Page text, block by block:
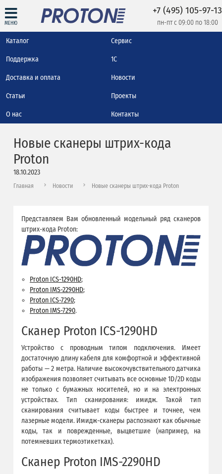
МЕНЮ
+7 (495) 105-97-13
пн-пт с 09:00 по 18:00
Каталог Сервис
Поддержка 1С
Доставка и оплата Новости
Статьи Проекты
О нас Контакты
Новые сканеры штрих-кода
Proton
18.10.2023
Главная Новости Новые сканеры штрих-кода Proton
Представляем Вам обновленный модельный ряд сканеров
штрих-кода Proton:
Proton ICS-1290HD;
Proton IMS-2290HD;
Proton ICS-7290;
Proton IMS-7290.
Сканер Proton ICS-1290HD
Устройство с проводным типом подключения. Имеет
достаточную длину кабеля для комфортной и эффективной
работы — 2 метра. Наличие высокочувствительного датчика
изображения позволяет считывать все основные 1D/2D коды
не только с бумажных носителей, но и на электронных
устройствах. Тип сканирования: имидж. Такой тип
сканирования считывает коды быстрее и точнее, чем
лазерные модели. Имидж-сканеры распознают как обычные
коды, так и поврежденные, выцветшие (например, на
потемневших термоэтикетках).
Сканер Proton IMS-2290HD